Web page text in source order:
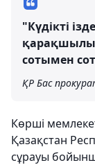
"Күдікті
сотымен
ҚР Бас
Көрші
Қазақстан
сұрауы